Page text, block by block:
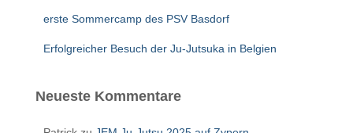
erste Sommercamp des PSV Basdorf
Erfolgreicher Besuch der Ju-Jutsuka in Belgien
Neueste Kommentare